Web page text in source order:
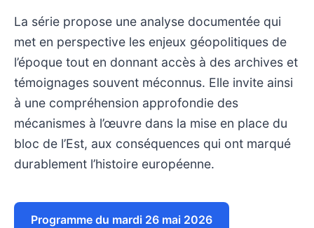
La série propose une analyse documentée qui
met en perspective les enjeux géopolitiques de
l’époque tout en donnant accès à des archives et
témoignages souvent méconnus. Elle invite ainsi
à une compréhension approfondie des
mécanismes à l’œuvre dans la mise en place du
bloc de l’Est, aux conséquences qui ont marqué
durablement l’histoire européenne.
Programme du mardi 26 mai 2026